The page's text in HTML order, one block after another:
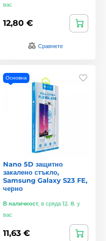
вас
12,80 €
Сравнете
Основна
Nano 5D защитно
закалено стъкло,
Samsung Galaxy S23 FE,
черно
В наличност, в сряда 12. 8. у
вас
11,63 €